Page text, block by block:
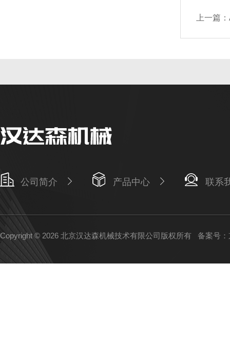
上一篇：
公司简介 产品中心 联系
Copyright © 2026 北京汉达森机械技术有限公司版权所有 备案号：